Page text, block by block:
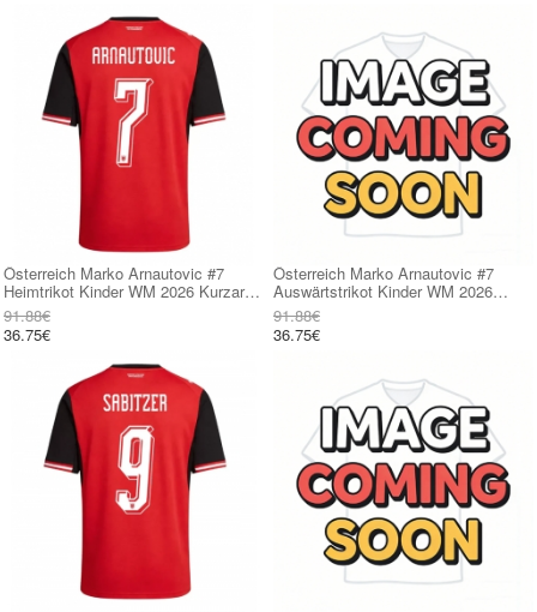
Österreich Marko Arnautovic #7
Heimtrikot Kinder WM 2026 Kurzarm
(+ kurze hosen)
91.88€
36.75€
Österreich Marko Arnautovic #7
Auswärtstrikot Kinder WM 2026
Kurzarm (+ kurze hosen)
91.88€
36.75€